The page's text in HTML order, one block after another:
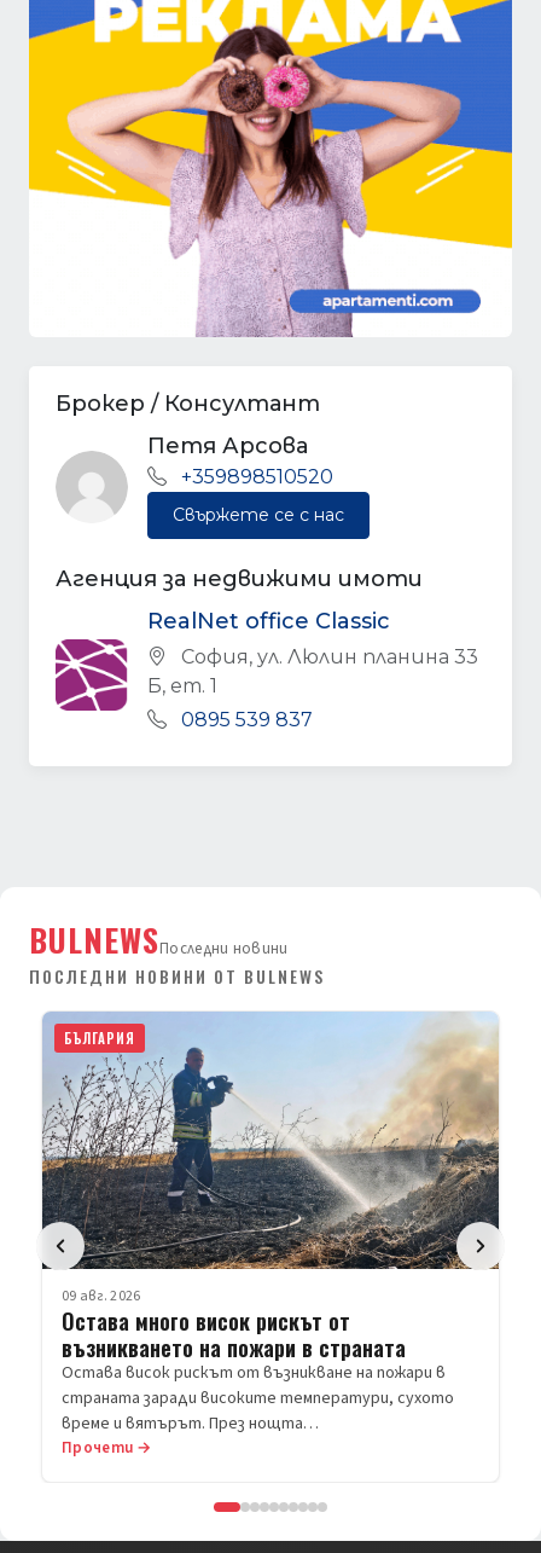
Брокер / Консултант
Петя Арсова
+359898510520
Свържете се с нас
Агенция за недвижими имоти
RealNet office Classic
София, ул. Люлин планина 33
Б, ет. 1
0895 539 837
BULNEWSПоследни новини
ПОСЛЕДНИ НОВИНИ ОТ BULNEWS
БЪЛГАРИЯ
09 авг. 2026
Остава много висок рискът от
възникването на пожари в страната
Остава висок рискът от възникване на пожари в
страната заради високите температури, сухото
време и вятърът. През нощта…
Прочети →